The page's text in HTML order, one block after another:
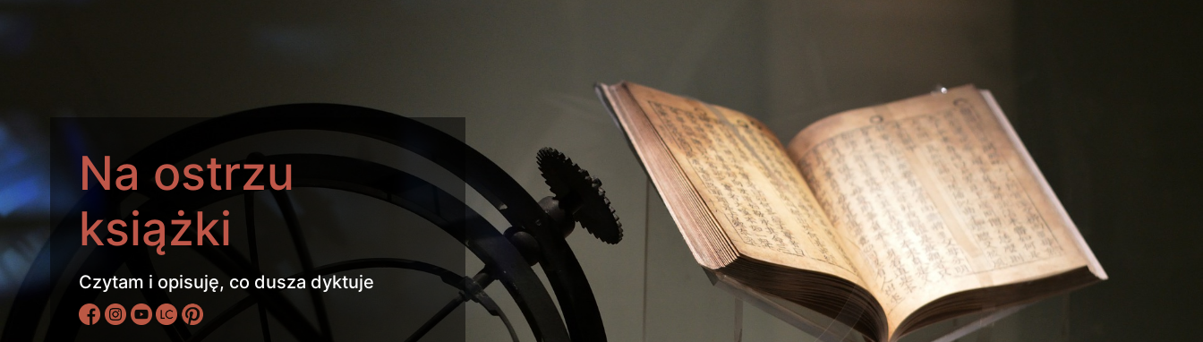
Na ostrzu
książki
Czytam i opisuję, co dusza dyktuje